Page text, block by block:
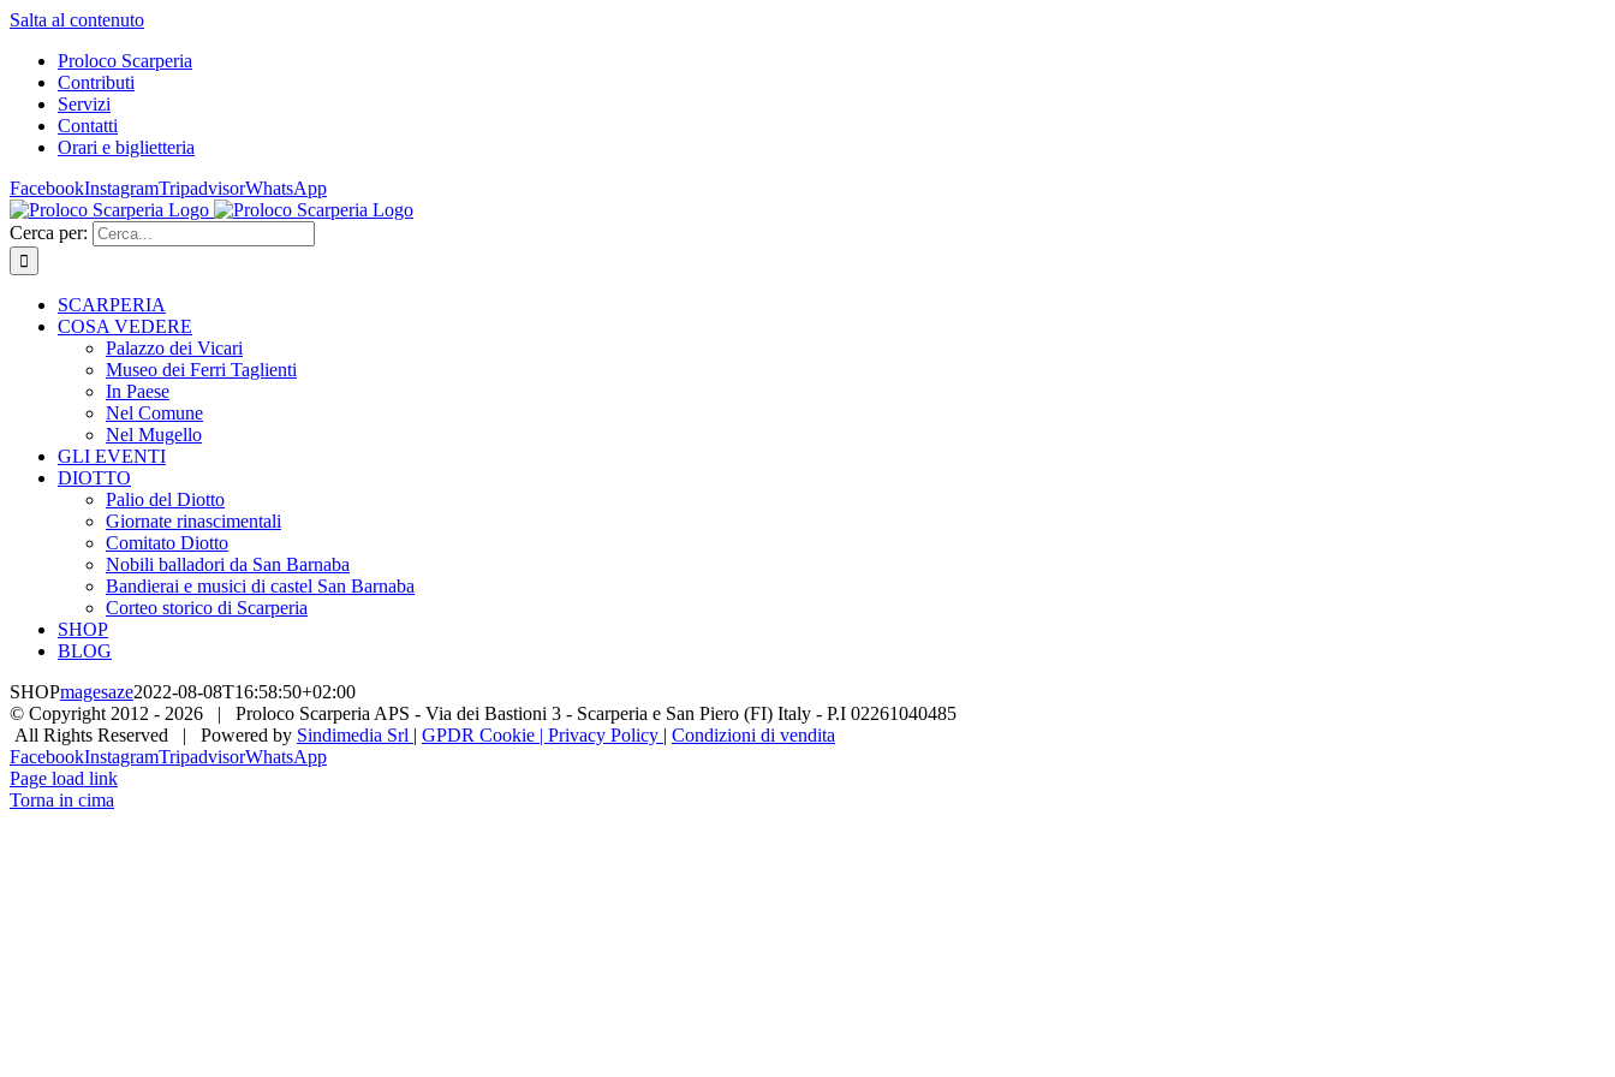
Salta al contenuto
Proloco Scarperia
Contributi
Servizi
Contatti
Orari e biglietteria
FacebookInstagramTripadvisorWhatsApp
Cerca per:
SCARPERIA
COSA VEDERE
Palazzo dei Vicari
Museo dei Ferri Taglienti
In Paese
Nel Comune
Nel Mugello
GLI EVENTI
DIOTTO
Palio del Diotto
Giornate rinascimentali
Comitato Diotto
Nobili balladori da San Barnaba
Bandierai e musici di castel San Barnaba
Corteo storico di Scarperia
SHOP
BLOG
SHOPmagesaze2022-08-08T16:58:50+02:00
© Copyright 2012 - 2026 | Proloco Scarperia APS - Via dei Bastioni 3 - Scarperia e San Piero (FI) Italy - P.I 02261040485
All Rights Reserved | Powered by Sindimedia Srl | GPDR Cookie | Privacy Policy | Condizioni di vendita
FacebookInstagramTripadvisorWhatsApp
Page load link
Torna in cima